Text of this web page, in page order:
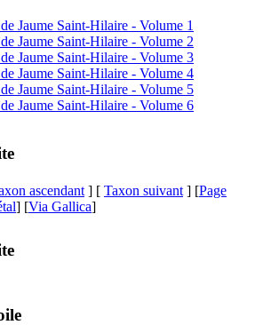
Jaume Saint-Hilaire - Volume 1
Jaume Saint-Hilaire - Volume 2
Jaume Saint-Hilaire - Volume 3
Jaume Saint-Hilaire - Volume 4
Jaume Saint-Hilaire - Volume 5
Jaume Saint-Hilaire - Volume 6
ascendant ] [ Taxon suivant ] [Page
] [Via Gallica]